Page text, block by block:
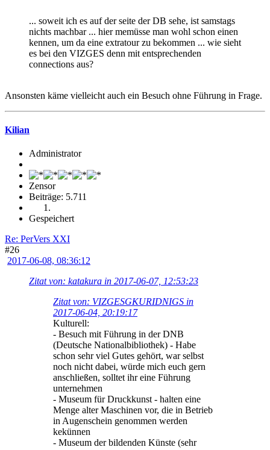
... soweit ich es auf der seite der DB sehe, ist samstags
nichts machbar ... hier memüsse man wohl schon einen
kennen, um da eine extratour zu bekommen ... wie sieht
es bei den VIZGES denn mit entsprechenden
connections aus?
Ansonsten käme vielleicht auch ein Besuch ohne Führung in Frage.
Kilian
Administrator
Zensor
Beiträge: 5.711
Gespeichert
Re: PerVers XXI
#26
2017-06-08, 08:36:12
Zitat von: katakura in 2017-06-07, 12:53:23
Zitat von: VIZGESGKURIDNIGS in
2017-06-04, 20:19:17
Kulturell:
- Besuch mit Führung in der DNB
(Deutsche Nationalbibliothek) - Habe
schon sehr viel Gutes gehört, war selbst
noch nicht dabei, würde mich euch gern
anschließen, solltet ihr eine Führung
unternehmen
- Museum für Druckkunst - halten eine
Menge alter Maschinen vor, die in Betrieb
in Augenschein genommen werden
kekünnen
- Museum der bildenden Künste (sehr